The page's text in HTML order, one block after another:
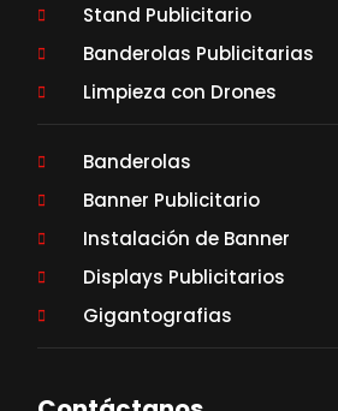
Stand Publicitario
Banderolas Publicitarias
Limpieza con Drones
Banderolas
Banner Publicitario
Instalación de Banner
Displays Publicitarios
Gigantografias